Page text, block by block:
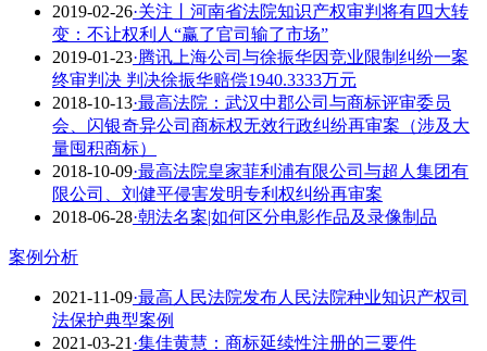
2019-02-26·关注丨河南省法院知识产权审判将有四大转
变：不让权利人“赢了官司输了市场”
2019-01-23·腾讯上海公司与徐振华因竞业限制纠纷一案
终审判决 判决徐振华赔偿1940.3333万元
2018-10-13·最高法院：武汉中郡公司与商标评审委员
会、闪银奇异公司商标权无效行政纠纷再审案（涉及大
量囤积商标）
2018-10-09·最高法院皇家菲利浦有限公司与超人集团有
限公司、刘健平侵害发明专利权纠纷再审案
2018-06-28·朝法名案|如何区分电影作品及录像制品
案例分析
2021-11-09·最高人民法院发布人民法院种业知识产权司
法保护典型案例
2021-03-21 ·集佳黄慧：商标延续性注册的三要件